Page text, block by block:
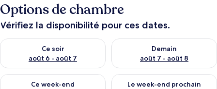
Options de chambre
Vérifiez la disponibilité pour ces dates.
Ce soir
août 6 - août 7
Vérifier la disponibilité pour ce soir août 6 - août 7
Demain
août 7 - août 8
Vérifier la disponibilité pour
Ce week-end
Vérifier la disponibilité pour ce week-end août 7 - août 9
Le week-end prochain
Vérifier la disponibilité pour